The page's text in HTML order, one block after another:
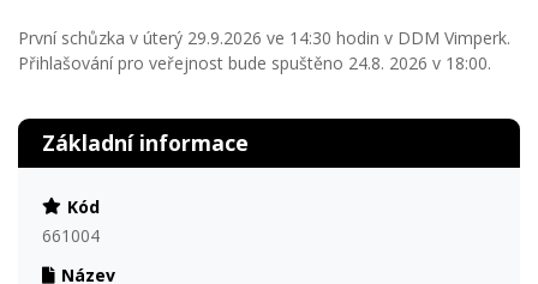
První schůzka v úterý 29.9.2026 ve 14:30 hodin v DDM Vimperk.
Přihlašování pro veřejnost bude spuštěno 24.8. 2026 v 18:00.
Základní informace
Kód
661004
Název